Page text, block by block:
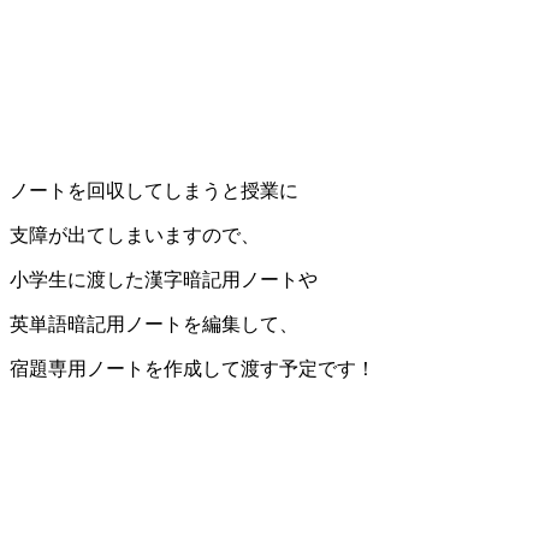
ノートを回収してしまうと授業に
支障が出てしまいますので、
小学生に渡した漢字暗記用ノートや
英単語暗記用ノートを編集して、
宿題専用ノートを作成して渡す予定です！